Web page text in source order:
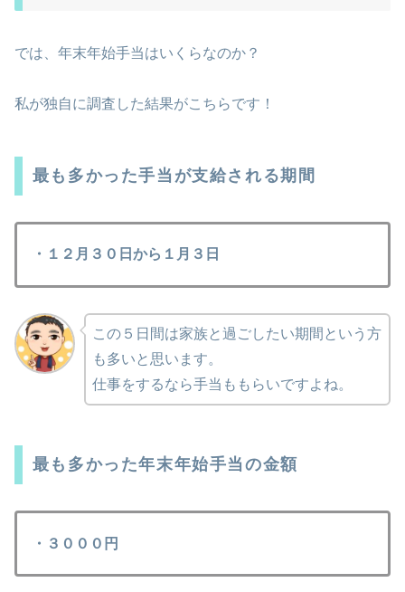
では、年末年始手当はいくらなのか？
私が独自に調査した結果がこちらです！
最も多かった手当が支給される期間
・１２月３０日から１月３日
この５日間は家族と過ごしたい期間という方
も多いと思います。
仕事をするなら手当ももらいですよね。
最も多かった年末年始手当の金額
・３０００円